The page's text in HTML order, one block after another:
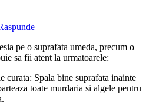
pe o suprafata umeda, precum o
sa fii atent la urmatoarele:
curata: Spala bine suprafata inainte
toate murdaria si algele pentru